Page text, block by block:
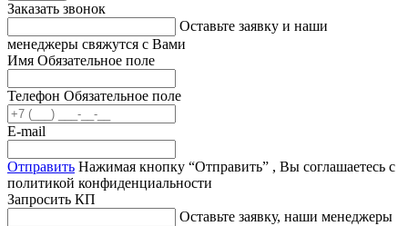
Заказать звонок
Оставьте заявку и наши
менеджеры свяжутся с Вами
Имя Обязательное поле
Телефон Обязательное поле
E-mail
Отправить Нажимая кнопку “Отправить” , Вы соглашаетесь с
политикой конфиденциальности
Запросить КП
Оставьте заявку, наши менеджеры